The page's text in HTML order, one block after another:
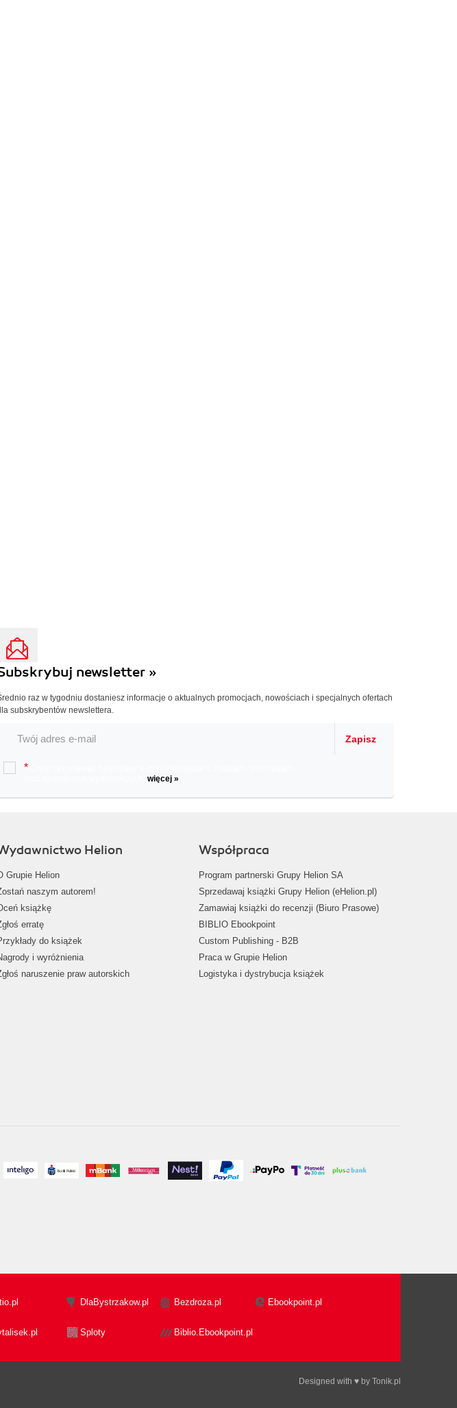
newsletter »
raz w tygodniu dostaniesz informacje o aktualnych promocjach, nowościach i specjalnych ofertach
subskrybentów newslettera.
Zapisz
*
więcej »
Helion
Grupie Helion
naszym autorem!
książkę
erratę
do książek
i wyróżnienia
naruszenie praw autorskich
Współpraca
Program partnerski Grupy Helion SA
Sprzedawaj książki Grupy Helion (eHelion.pl)
Zamawiaj książki do recenzji (Biuro Prasowe)
BIBLIO Ebookpoint
Custom Publishing - B2B
Praca w Grupie Helion
Logistyka i dystrybucja książek
DlaBystrzakow.pl Bezdroza.pl Ebookpoint.pl
Sploty Biblio.Ebookpoint.pl
Designed with ♥ by Tonik.pl